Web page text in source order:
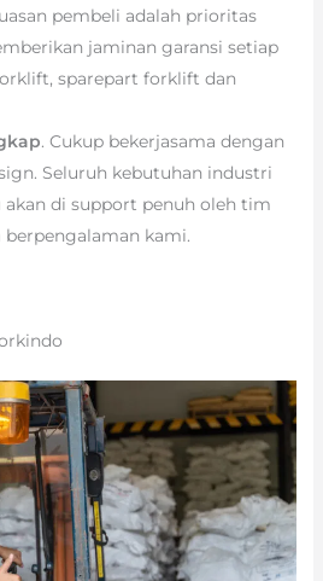
pembeli adalah prioritas
jaminan garansi setiap
sparepart forklift dan
. Cukup bekerjasama dengan
Seluruh kebutuhan industri
akan di support penuh oleh tim
berpengalaman kami.